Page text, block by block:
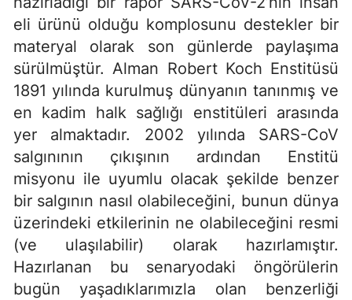
eli ürünü olduğu komplosunu destekler bir
materyal olarak son günlerde paylaşıma
sürülmüştür. Alman Robert Koch Enstitüsü
1891 yılında kurulmuş dünyanın tanınmış ve
en kadim halk sağlığı enstitüleri arasında
yer almaktadır. 2002 yılında SARS-CoV
salgınının çıkışının ardından Enstitü
misyonu ile uyumlu olacak şekilde benzer
bir salgının nasıl olabileceğini, bunun dünya
üzerindeki etkilerinin ne olabileceğini resmi
(ve ulaşılabilir) olarak hazırlamıştır.
Hazırlanan bu senaryodaki öngörülerin
bugün yaşadıklarımızla olan benzerliği